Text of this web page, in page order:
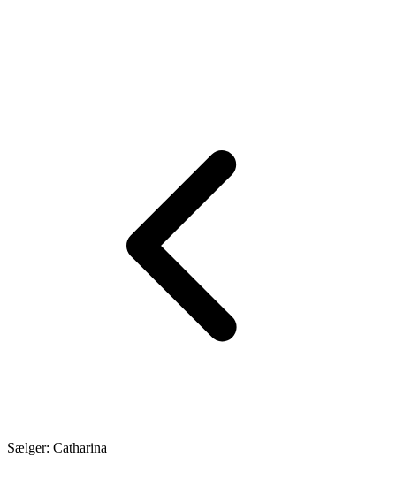
Sælger: Catharina